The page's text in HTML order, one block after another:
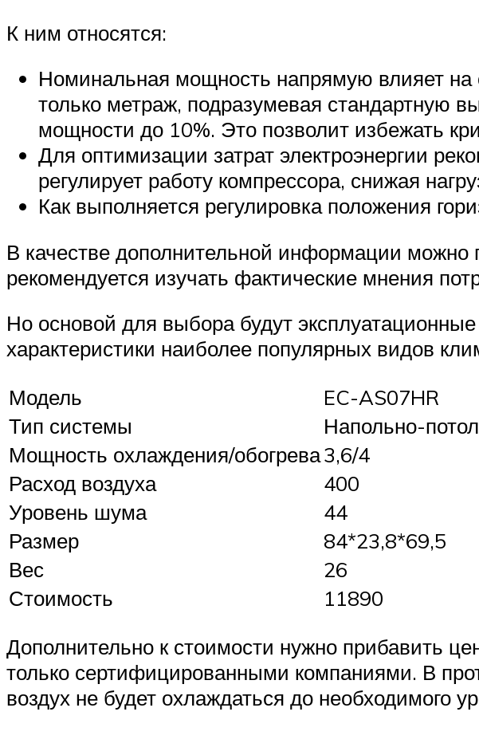
К ним относятся:
Номинальная мощность напрямую влияет
только метраж, подразумевая стандартную
мощности до 10%. Это позволит избежать
Для оптимизации затрат электроэнергии
регулирует работу компрессора, снижая
Как выполняется регулировка положения
В качестве дополнительной информации можно
рекомендуется изучать фактические мнения
Но основой для выбора будут
характеристики наиболее популярных видов
Модель
EC-AS07HR
Тип системы
Напольно-
Мощность охлаждения/обогрева3,6/4
Расход воздуха
400
Уровень шума
44
Размер
84*23,8*69,5
Вес
26
Стоимость
11890
Дополнительно к стоимости нужно прибавить
только сертифицированными компаниями. В
воздух не будет охлаждаться до необходимого